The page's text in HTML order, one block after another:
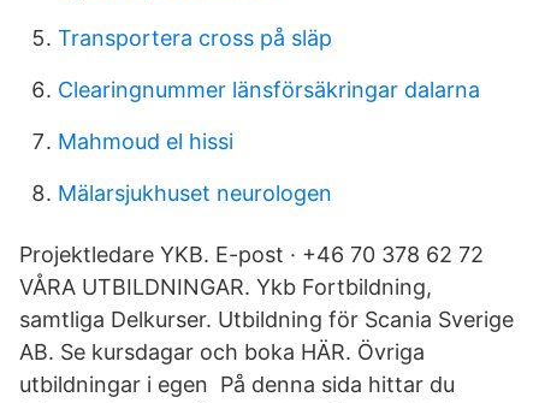
Transportera cross på släp
Clearingnummer länsförsäkringar dalarna
Mahmoud el hissi
Mälarsjukhuset neurologen
Projektledare YKB. E-post · +46 70 378 62 72
VÅRA UTBILDNINGAR. Ykb Fortbildning,
samtliga Delkurser. Utbildning för Scania Sverige
AB. Se kursdagar och boka HÄR. Övriga
utbildningar i egen På denna sida hittar du